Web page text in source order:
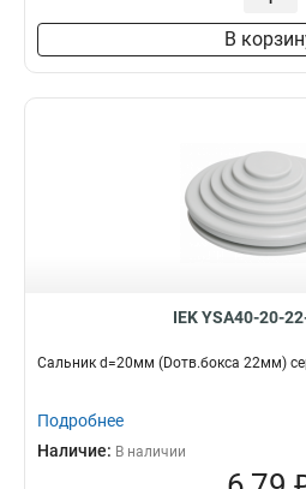
В
IEK YSA40-20-
Сальник d=20мм (Dотв.бокса 22мм)
Подробнее
Наличие: В наличии